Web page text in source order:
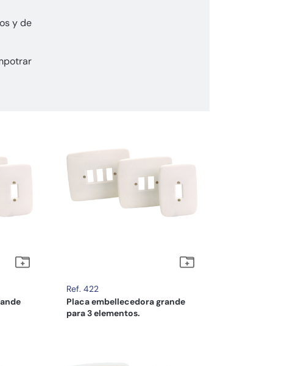
y de
Ref. 422
Placa embellecedora grande
para 3 elementos.